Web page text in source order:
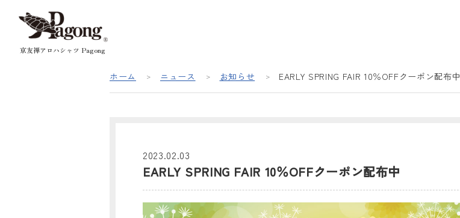
京友禅アロハシャツ Pagong
ホーム ニュース お知らせ EARLY SPRING FAIR 10％OFFクーポン配布中
2023.02.03
EARLY SPRING FAIR 10％OFFクーポン配布中